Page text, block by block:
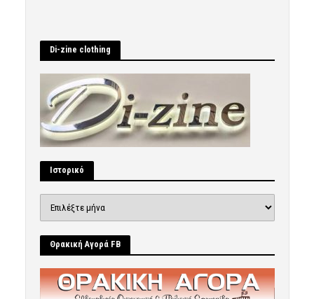
Di-zine clothing
Ιστορικό
Θρακική Αγορά FB